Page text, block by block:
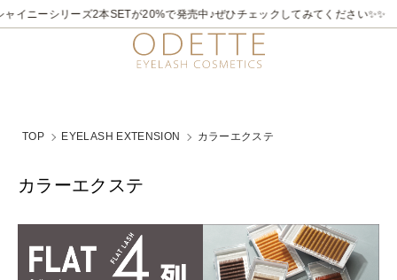
イニーシリーズ2本SETが20%で発売中♪ぜひチェックしてみてください✨✨
TOP EYELASH EXTENSION カラーエクステ
カラーエクステ